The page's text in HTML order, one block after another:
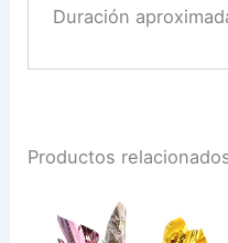
Duración
Productos